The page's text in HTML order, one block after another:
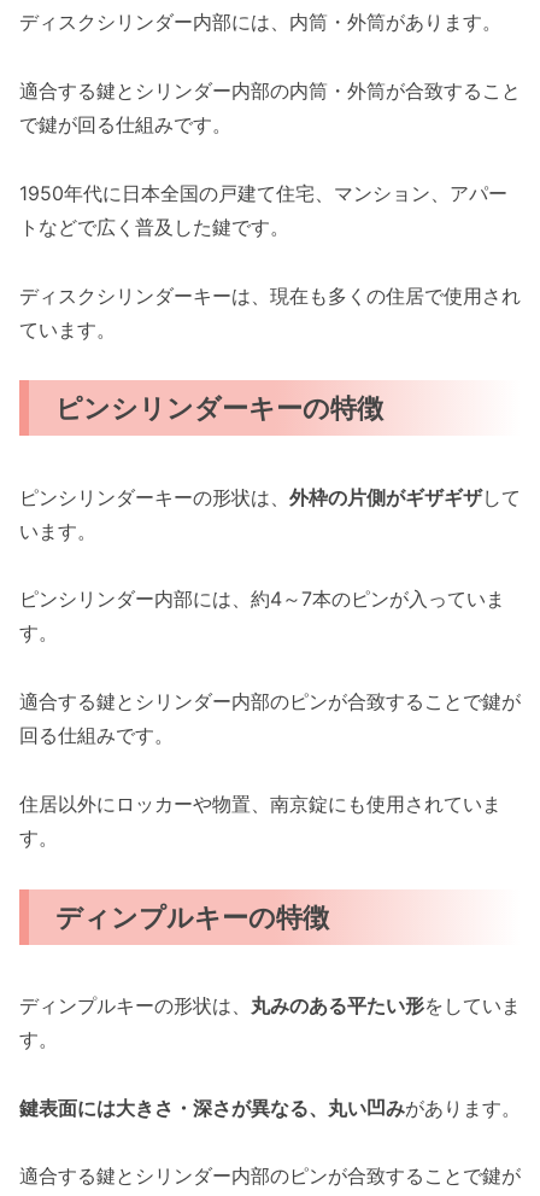
ディスクシリンダー内部には、内筒・外筒があります。
適合する鍵とシリンダー内部の内筒・外筒が合致すること
で鍵が回る仕組みです。
1950年代に日本全国の戸建て住宅、マンション、アパー
トなどで広く普及した鍵です。
ディスクシリンダーキーは、現在も多くの住居で使用され
ています。
ピンシリンダーキーの特徴
ピンシリンダーキーの形状は、 外枠の片側がギザギザして
います。
ピンシリンダー内部には、約4～7本のピンが入っていま
す。
適合する鍵とシリンダー内部のピンが合致することで鍵が
回る仕組みです。
住居以外にロッカーや物置、南京錠にも使用されていま
す。
ディンプルキーの特徴
ディンプルキーの形状は、 丸みのある平たい形をしていま
す。
鍵表面には大きさ・深さが異なる、丸い凹みがあります。
適合する鍵とシリンダー内部のピンが合致することで鍵が